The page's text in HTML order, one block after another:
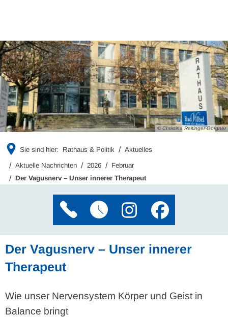
© Christina Reitinger-Görgner
Sie sind hier: Rathaus & Politik Aktuelles
Aktuelle Nachrichten 2026
Februar
Der Vagusnerv – Unser innerer Therapeut
Der Vagusnerv – Unser innerer
Therapeut
Wie unser Nervensystem Körper und Geist in
Balance bringt